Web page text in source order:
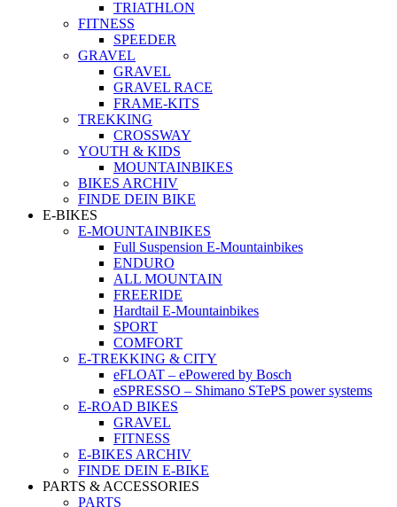
TRIATHLON
FITNESS
SPEEDER
GRAVEL
GRAVEL
GRAVEL RACE
FRAME-KITS
TREKKING
CROSSWAY
YOUTH & KIDS
MOUNTAINBIKES
BIKES ARCHIV
FINDE DEIN BIKE
E-BIKES
E-MOUNTAINBIKES
Full Suspension E-Mountainbikes
ENDURO
ALL MOUNTAIN
FREERIDE
Hardtail E-Mountainbikes
SPORT
COMFORT
E-TREKKING & CITY
eFLOAT – ePowered by Bosch
eSPRESSO – Shimano STePS power systems
E-ROAD BIKES
GRAVEL
FITNESS
E-BIKES ARCHIV
FINDE DEIN E-BIKE
PARTS & ACCESSORIES
PARTS